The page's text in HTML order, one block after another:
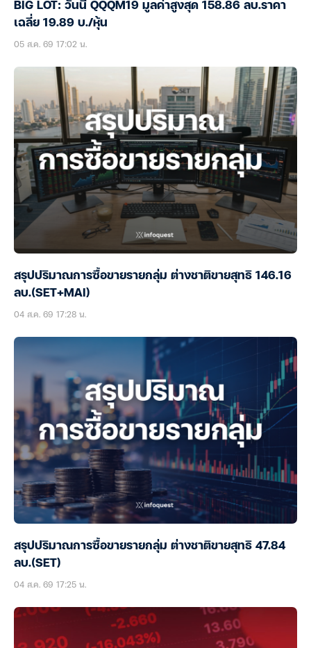
BIG LOT: วันนี้ QQQM19 มูลค่าสูงสุด 158.86 ลบ.ราคา
เฉลี่ย 19.89 บ./หุ้น
05 ส.ค. 69 17:02 น.
สรุปปริมาณการซื้อขายรายกลุ่ม ต่างชาติขายสุทธิ 146.16
ลบ.(SET+MAI)
04 ส.ค. 69 17:28 น.
สรุปปริมาณการซื้อขายรายกลุ่ม ต่างชาติขายสุทธิ 47.84
ลบ.(SET)
04 ส.ค. 69 17:25 น.